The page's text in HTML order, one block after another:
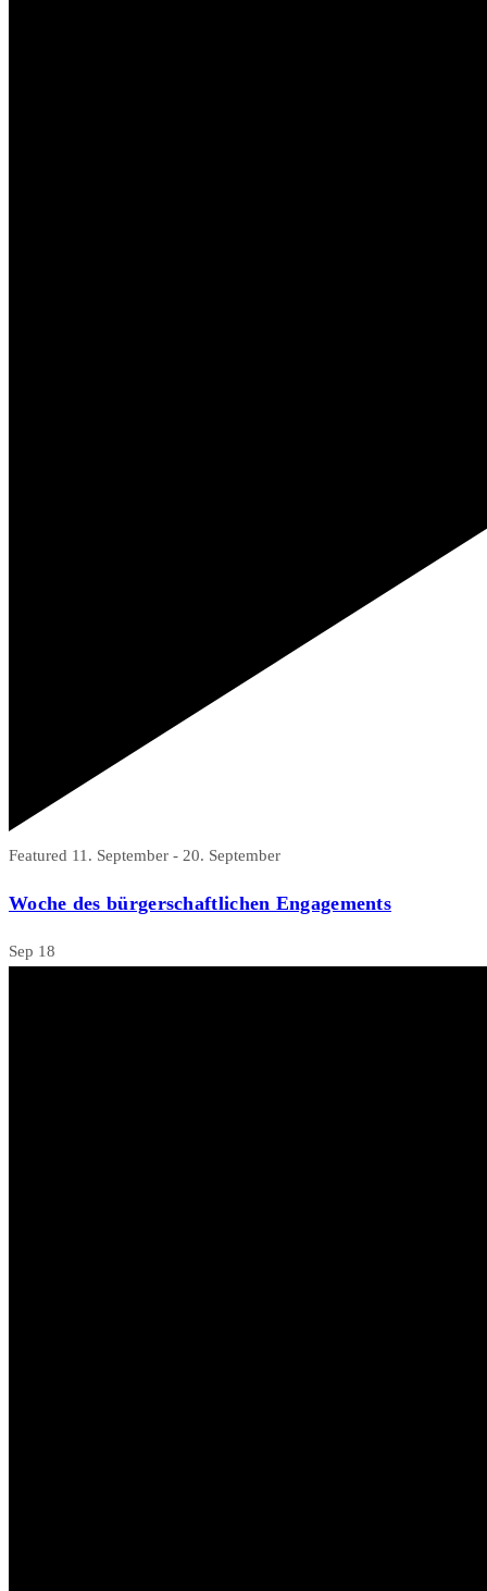
Featured 11. September - 20. September
Woche des bürgerschaftlichen Engagements
Sep 18